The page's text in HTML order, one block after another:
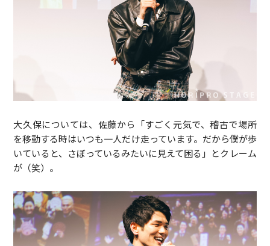
大久保については、佐藤から「すごく元気で、稽古で場所
を移動する時はいつも一人だけ走っています。だから僕が歩
いていると、さぼっているみたいに見えて困る」とクレーム
が（笑）。